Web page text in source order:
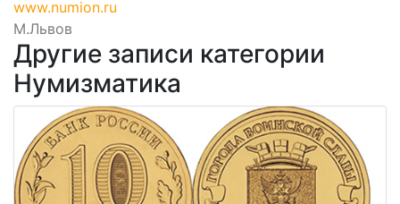
www.numion.ru
М.Львов
Другие записи категории
Нумизматика